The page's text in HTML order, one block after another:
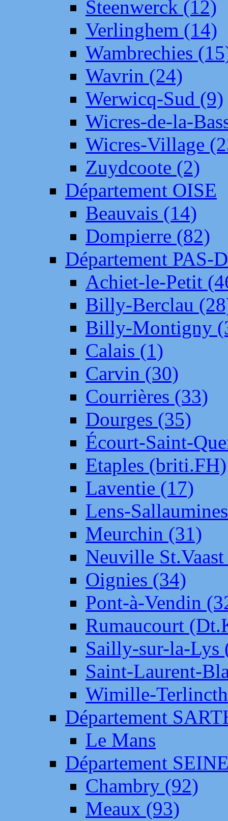
Steenwerck (12)
Verlinghem (14)
Wambrechies
Wavrin (24)
Werwicq-Sud (9)
Wicres-de-la-
Wicres-Village
Zuydcoote (2)
Département OISE
Beauvais (14)
Dompierre (82)
Département PAS-
Achiet-le-Petit
Billy-Berclau
Billy-Montigny
Calais (1)
Carvin (30)
Courrières (33)
Dourges (35)
Écourt-Saint-
Etaples (briti.FH)
Laventie (17)
Lens-
Meurchin (31)
Neuville
Oignies (34)
Pont-à-Vendin
Rumaucourt
Sailly-sur-la-Lys
Saint-Laurent-
Wimille-
Département
Le Mans
Département
Chambry (92)
Meaux (93)